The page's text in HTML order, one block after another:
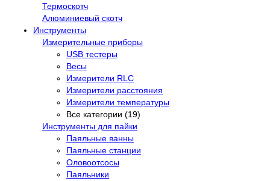
Термоскотч
Алюминиевый скотч
Инструменты
Измерительные приборы
USB тестеры
Весы
Измерители RLC
Измерители расстояния
Измерители температуры
Все категории (19)
Инструменты для пайки
Паяльные ванны
Паяльные станции
Оловоотсосы
Паяльники